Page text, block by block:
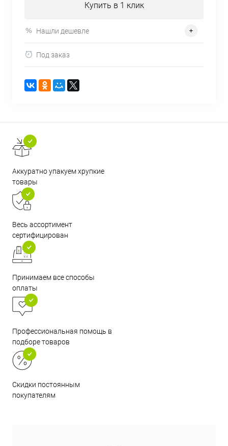
Купить в 1 клик
Нашли дешевле
Под заказ
Аккуратно упакуем хрупкие
товары
Весь ассортимент
сертифицирован
Принимаем все способы
оплаты
Профессиональная помощь в
подборе товаров
Скидки постоянным
покупателям